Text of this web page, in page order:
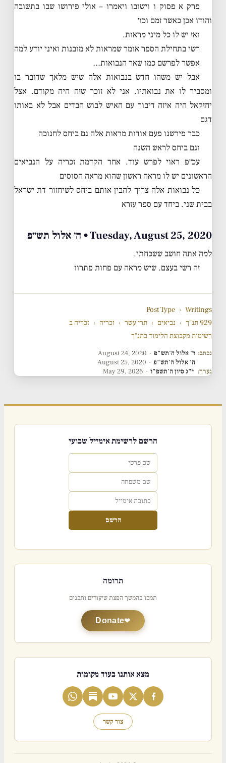
פרק א פסוק ו וישובו ויאמרו – אולי פירושו שבו בתשובה
והודו אכן כאשר זמם וכו׳
ואז יש לו כל מיני מראות.
רשי בתחילת הספר אומר שמראות לא מובנות ואיני יודע למה
אפשר לפרשם כמו שאר הנבואות…
אבל יש משהו חדש בנבואות אלה שיש מלאך שדובר בו
ומסביר לו את נבואתיו. אני לא זוכר שזה היה מקודם. אצל
יחזקאל היה איזה דיבור עם האיש לבוש הבדים אבל לא באותו
דגם
כבר פירשנו פעם אודות מראות אלה גם ביחס לחנוכה
וגם ביחס לראש השנה
עכ״פ ראוי לפרש עוד. אחר הקדמת זכריה על הנביאים
הראשונים יש לו מראה ראשון שהוא מראה הסוסים
כל נבואות אלה צריך להבין אותם ביחס לשיחזור דת ישראל
בבית שני. ביחד עם ספר עזרא
Tuesday, August 25, 2020 • ה׳ אלול תש״פ
למה אתה חושב ששכחתי.
זה רשי בעצם. שיש מראה עם פחות פתרוו
Post Type › Writings
929 תנ"ך
› נביאים › תרי עשר › זכריה › זכריה ב
רשימות מקבוצת הלימוד בתנ"ך
נכתב: ד' אלול ה'תש"פ ·
August 24, 2020
ה' אלול ה'תש"פ ·
August 25, 2020
נערך: י"ג סיון ה'תשפ"ו ·
May 29, 2026
הרשם לרשימת אימייל שבועי
הרשם
תרומה
תמכו בהמשך הפצת שיעורים ותכנים
Donate
מצא אותנו בעוד מקומות
צור קשר